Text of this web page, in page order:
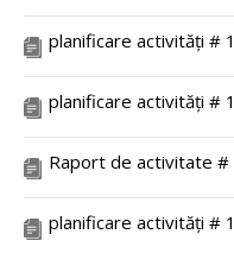
planificare activități #
planificare activități #
Raport de activitate #
planificare activități #